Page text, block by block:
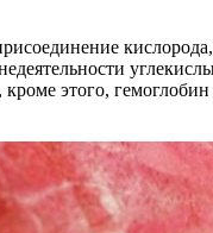
этого,